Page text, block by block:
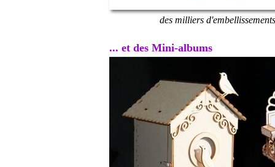
des milliers
... et des Mini-albums